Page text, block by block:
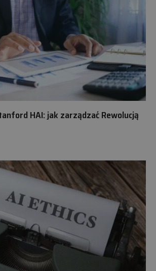
HAI: jak zarządzać Rewolucją